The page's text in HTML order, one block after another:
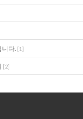
니다. [1 ]
[2]